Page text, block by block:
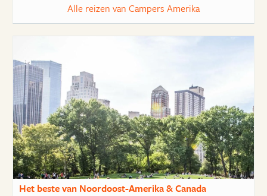
Alle reizen van Campers Amerika
Het beste van Noordoost-Amerika & Canada